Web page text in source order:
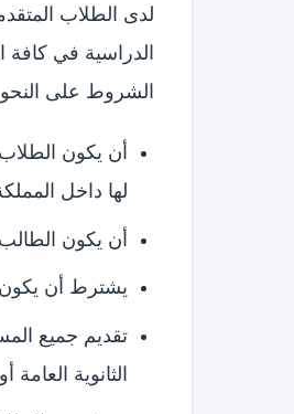
لدى الطلاب
الدراسية في كافة
الشروط على النحو
أن يكون الطلاب
لها داخل
أن يكون
يشترط أن
تقديم جميع
الثانوية العامة